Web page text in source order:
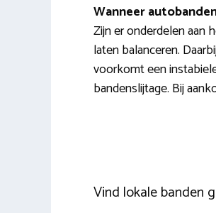
Wanneer
Zijn er onderdelen aan
laten balanceren.
voorkomt een
bandenslijtage. Bij
Vind lokale banden